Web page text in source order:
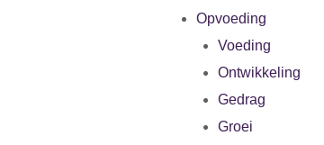
Opvoeding
Voeding
Ontwikkeling
Gedrag
Groei